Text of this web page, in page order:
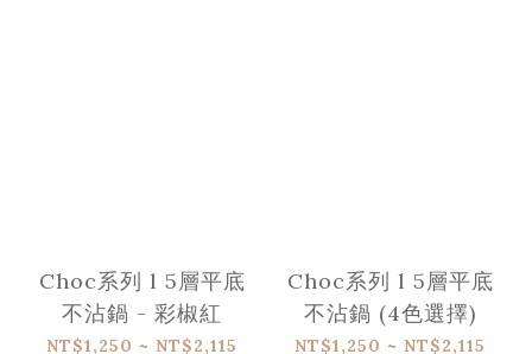
Choc系列 l 5層平底
不沾鍋 - 彩椒紅
NT$1,250 ~ NT$2,115
Choc系列 l 5層平底
不沾鍋 (4色選擇)
NT$1,250 ~ NT$2,115